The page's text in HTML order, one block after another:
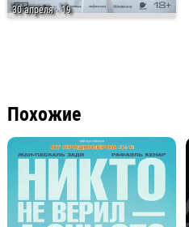
30 апреля· 19
Похожие